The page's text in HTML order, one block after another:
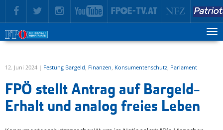
zur Hauptnavigation springen
zum Inhalt springen
12. Juni 2024 | Festung Bargeld, Finanzen, Konsumentenschutz, Parlament
FPÖ stellt Antrag auf Bargeld-
Erhalt und analog freies Leben